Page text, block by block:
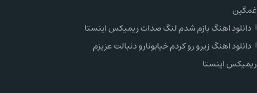
غمگین
دانلود اهنگ بازم شدم لنگ صدات ریمیکس اینستا
دانلود اهنگ زیرو رو کردم خیابونارو دنبالت عزیزم
ریمیکس اینستا